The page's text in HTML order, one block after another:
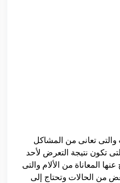
والتى تعانى من المشاكل
تكون نتيجة التعرض لأحد
المعاناة من الألام والتى
من الحالات وتحتاج إلى